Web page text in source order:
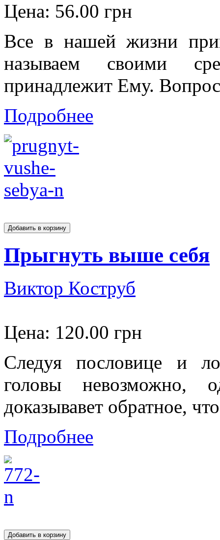
Цена: 56.00 грн
Все в нашей жизни
называем своими
принадлежит Ему.
Подробнее
Прыгнуть выше себя
Виктор Коструб
Цена: 120.00 грн
Следуя пословице и
головы невозможно,
доказывавет обратное,
Подробнее